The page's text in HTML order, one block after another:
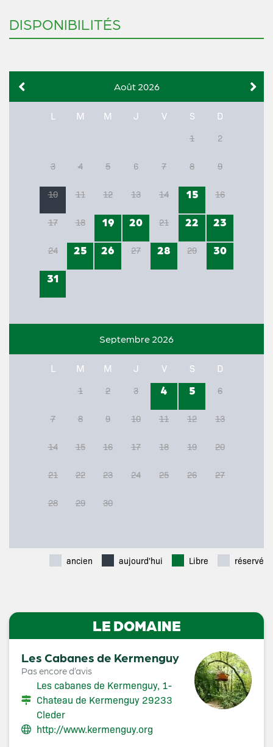
DISPONIBILITÉS
Août 2026
L M M J V S D
1 2
3 4 5 6 7 8 9
10 11 12 13 14 15 16
17 18 19 20 21 22 23
24 25 26 27 28 29
30
31
Septembre 2026
L M M J V S D
1 2 3 4 5 6
7 8 9 10 11 12 13
14 15 16 17 18 19 20
21 22 23 24 25 26 27
28 29 30
ancien aujourd'hui Libre réservé
LE DOMAINE
Les Cabanes de Kermenguy
Pas encore d’avis
Les cabanes de Kermenguy, 1-
Chateau de Kermenguy 29233
Cleder
http://www.kermenguy.org